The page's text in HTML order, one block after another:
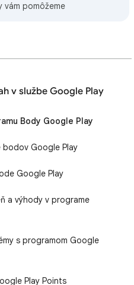
vám pomôžeme
v službe Google Play
Body Google Play
bodov Google Play
Google Play
a výhody v programe
s programom Google
Play Points